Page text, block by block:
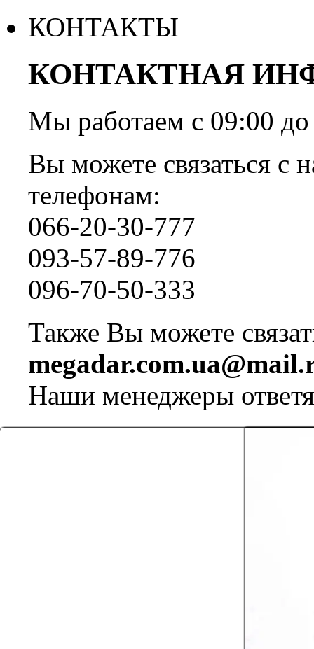
КОНТАКТЫ
КОНТАКТНАЯ
Мы работаем с 09:00
Вы можете связаться с
телефонам:
066-20-30-777
093-57-89-776
096-70-50-333
Также Вы можете
Наши менеджеры